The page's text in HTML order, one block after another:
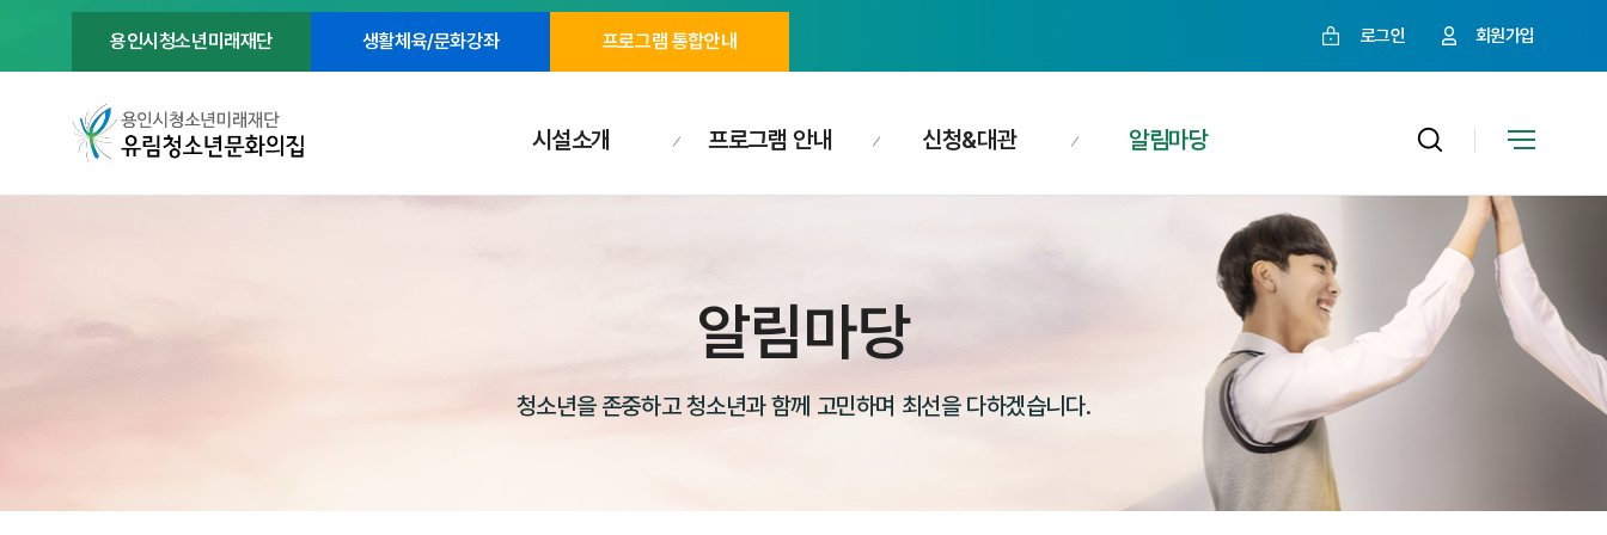
용인시청소년미래재단 생활체육/문화강좌 프로그램 통합안내 로그인 회원가입
시설소개 프로그램 안내 신청&대관 알림마당
알림마당
청소년을 존중하고 청소년과 함께 고민하며 최선을 다하겠습니다.